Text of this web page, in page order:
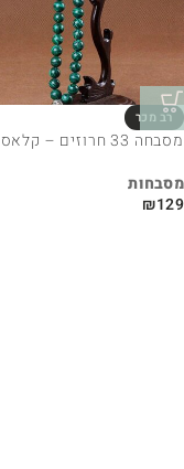
מסבחה 33 חרוזים – קלאסית ונוחה
מסבחות
₪129